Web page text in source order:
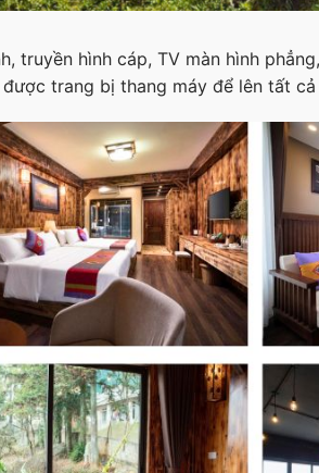
truyền hình cáp, TV màn hình
trang bị thang máy để lên tất